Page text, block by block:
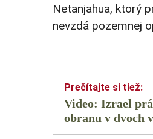
Netanjahua, ktorý
nevzdá pozemnej
Video: Izrael
obranu v dvoch